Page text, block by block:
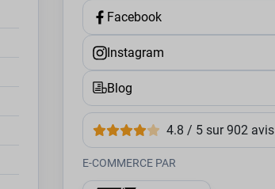
Facebook
Instagram
Blog
4.8 / 5 sur 902 avis
E-COMMERCE PAR